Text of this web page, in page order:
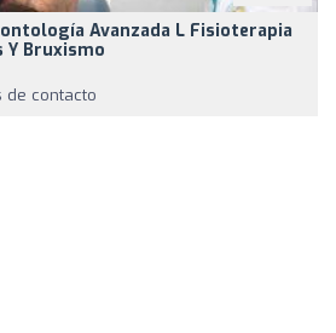
Avanzada L Fisioterapia
Y Bruxismo
de contacto